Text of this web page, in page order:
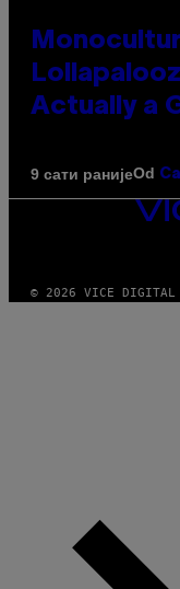
Actually a
9 сати ранијеOd
VICE
© 2026 VICE DIGITAL